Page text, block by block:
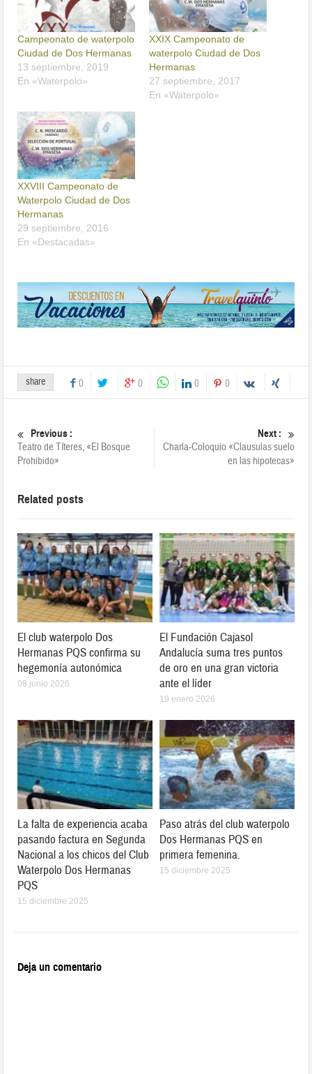
Campeonato de waterpolo
Ciudad de Dos Hermanas
13 septiembre, 2019
En «Waterpolo»
XXIX Campeonato de
waterpolo Ciudad de Dos
Hermanas
27 septiembre, 2017
En «Waterpolo»
XXVIII Campeonato de
Waterpolo Ciudad de Dos
Hermanas
29 septiembre, 2016
En «Destacadas»
share 0 0 0 0
Previous :
Teatro de Títeres, «El Bosque
Prohibido»
Next :
Charla-Coloquio «Clausulas suelo
en las hipotecas»
Related posts
El club waterpolo Dos
Hermanas PQS confirma su
hegemonía autonómica
08 junio 2026
El Fundación Cajasol
Andalucía suma tres puntos
de oro en una gran victoria
ante el líder
19 enero 2026
La falta de experiencia acaba
pasando factura en Segunda
Nacional a los chicos del Club
Waterpolo Dos Hermanas
PQS
15 diciembre 2025
Paso atrás del club waterpolo
Dos Hermanas PQS en
primera femenina.
15 diciembre 2025
Deja un comentario